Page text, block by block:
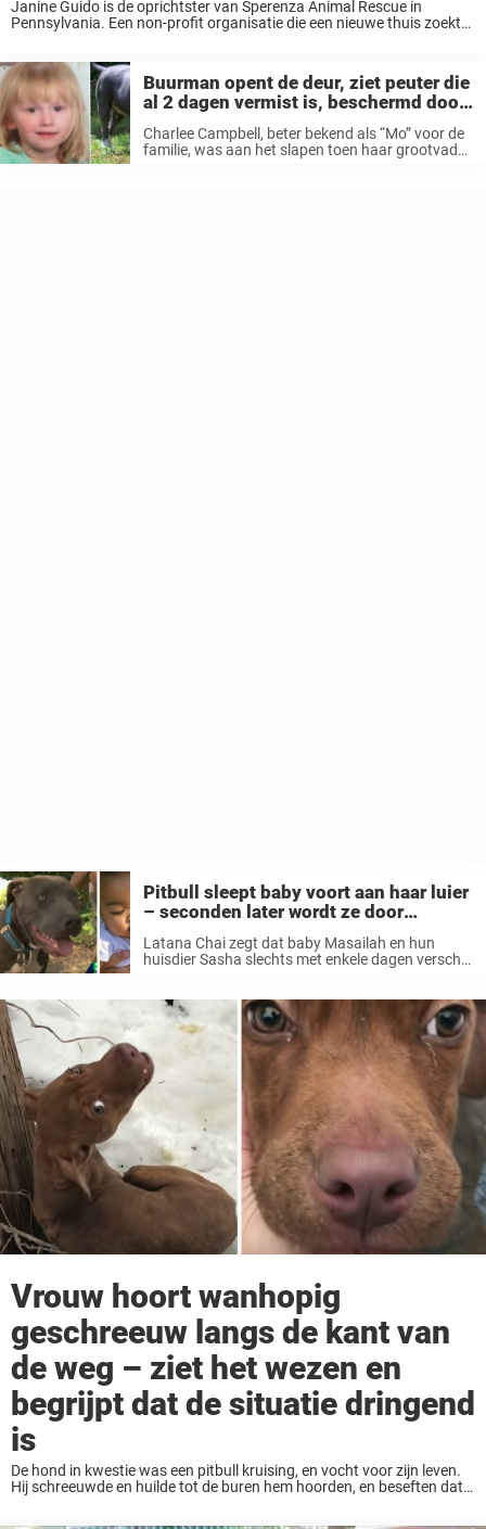
Janine Guido is de oprichtster van Sperenza Animal Rescue in
Pennsylvania. Een non-profit organisatie die een nieuwe thuis zoekt
Buurman opent de deur, ziet peuter die
al 2 dagen vermist is, beschermd door
een pitbull
Charlee Campbell, beter bekend als “Mo” voor de
familie, was aan het slapen toen haar grootvader
Pitbull sleept baby voort aan haar luier
– seconden later wordt ze door
iedereen als heldin onthaald
Latana Chai zegt dat baby Masailah en hun
huisdier Sasha slechts met enkele dagen verschil
samen. Maar hun band werd ...
Vrouw hoort wanhopig
geschreeuw langs de kant van
de weg – ziet het wezen en
begrijpt dat de situatie dringend
is
De hond in kwestie was een pitbull kruising, en vocht voor zijn leven.
Hij schreeuwde en huilde tot de buren hem hoorden, en beseften dat